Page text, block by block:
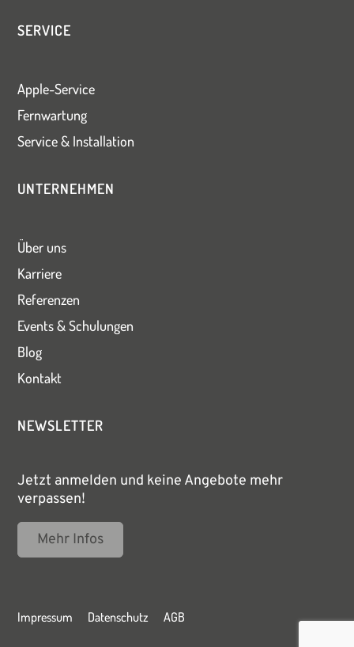
SERVICE
Apple-Service
Fernwartung
Service & Installation
UNTERNEHMEN
Über uns
Karriere
Referenzen
Events & Schulungen
Blog
Kontakt
NEWSLETTER
Jetzt anmelden und keine Angebote mehr
verpassen!
Mehr Infos
Impressum Datenschutz AGB